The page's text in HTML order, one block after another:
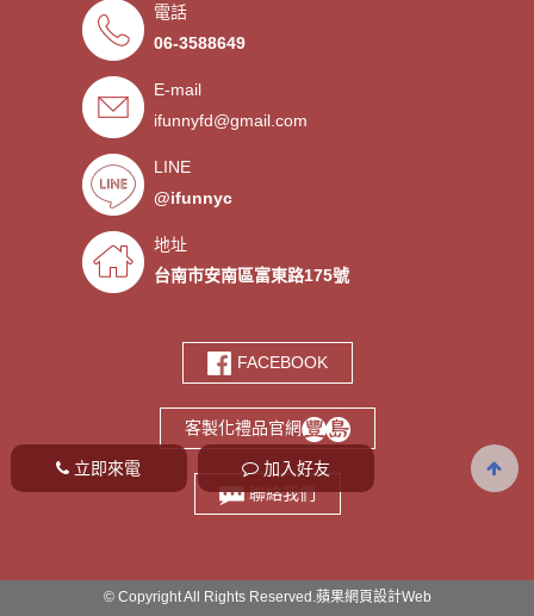
．來圖印製氣囊支架 低起訂量
．超低價少量手環客製
．禮贈品客製化服務，歡迎免費
索取樣品。
．氣囊支架客製服務 - 2019/08/30
．廣告扇製作工廠 -競選造勢熱
門宣傳贈品
．宮廟神明結緣品訂做
．水晶滴膠氣囊支架製作
．客製氣囊手機支架 - 2019/06/18
．鑰匙圈少量客製印刷歡迎打樣‎ - 2019/05/10
．鑰匙圈客製化專家 - 2019/05/10
．台南螢幕擦拭貼製造廠商‎ - 2019/05/07
．選舉宣傳造勢擦拭貼訂做 - 2019/05/06
．伸縮氣囊手機支架客製
電話
06-3588649
E-mail
ifunnyfd@gmail.com
LINE
@ifunnyc
地址
台南市安南區富東路175號
FACEBOOK
客製化禮品官網
聯絡我們
© Copyright All Rights Reserved. 蘋果網頁設計Web
立即來電 加入好友